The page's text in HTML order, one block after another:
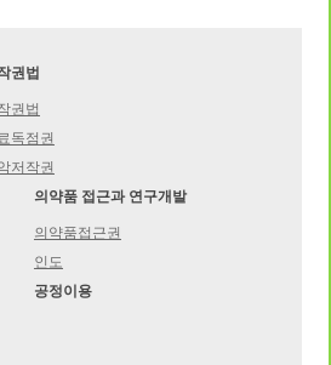
권법
권법
독점권
저작권
의약품 접근과 연구개발
의약품접근권
인도
공정이용